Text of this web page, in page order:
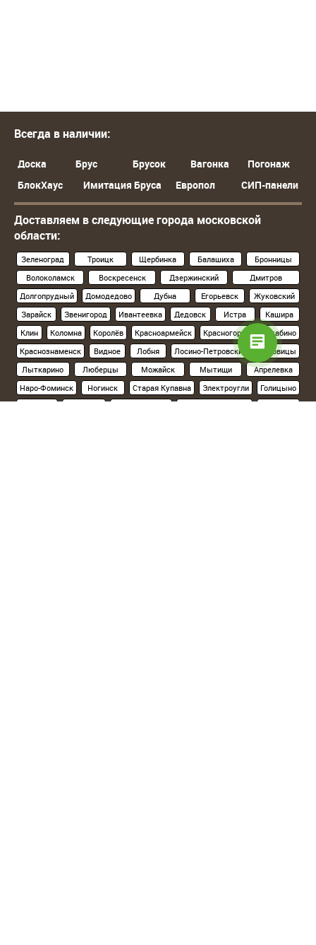
Всегда в наличии:
Доска Брус Брусок Вагонка
Погонаж
БлокХаус
Имитация Бруса Европол СИП-панели
Доставляем в следующие города московской
области:
Зеленоград Троицк Щербинка Балашиха
Бронницы
Волоколамск
Воскресенск Дзержинский
Дмитров
Долгопрудный
Домодедово Дубна Егорьевск
Жуковский
Зарайск
Звенигород Ивантеевка Дедовск Истра
Кашира
Клин
Коломна Королёв Красноармейск Красногорск
Нахабино
Краснознаменск
Видное Лобня Лосино-Петровский
Луховицы
Лыткарино
Люберцы Можайск Мытищи
Апрелевка
Наро-Фоминск
Ногинск Старая Купавна Электроугли
Голицыно